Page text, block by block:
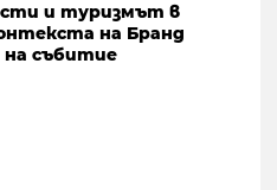
и туризмът в
на Бранд
на събитие